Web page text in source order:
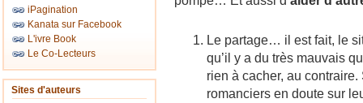
iPagination
Kanata sur Facebook
L'ivre Book
Le Co-Lecteurs
Sites d'auteurs
Le partage… il est fait, le
qu’il y a du très mauvais
rien à cacher, au
romanciers en doute sur